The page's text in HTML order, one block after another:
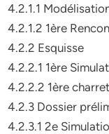
4.2.1.1
4.2.1.2 1ère
4.2.2 Esquisse
4.2.2.1 1ère
4.2.2.2 1ère
4.2.3 Dossier
4.2.3.1 2e